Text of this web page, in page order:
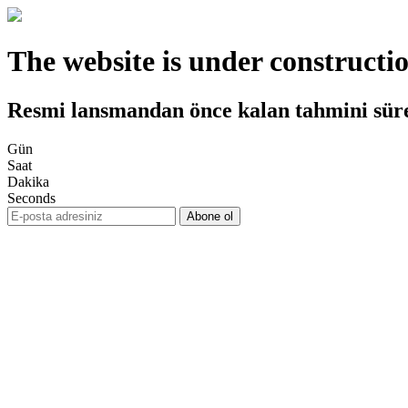
The website is under
Resmi lansmandan önce kalan tahmini
Gün
Saat
Dakika
Seconds